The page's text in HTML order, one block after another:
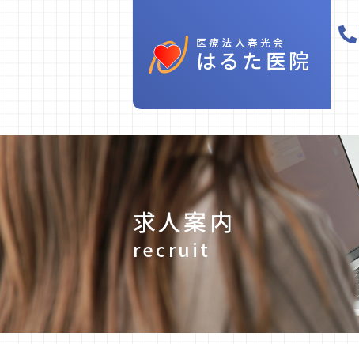
医療法人春光会
はるた医院
求人案内
recruit